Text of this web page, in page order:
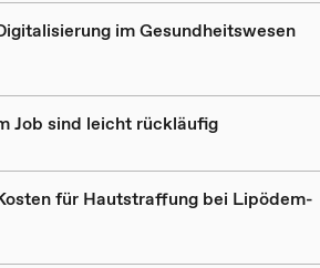
im Gesundheitswesen
Job sind leicht rückläufig
für Hautstraffung bei Lipödem-